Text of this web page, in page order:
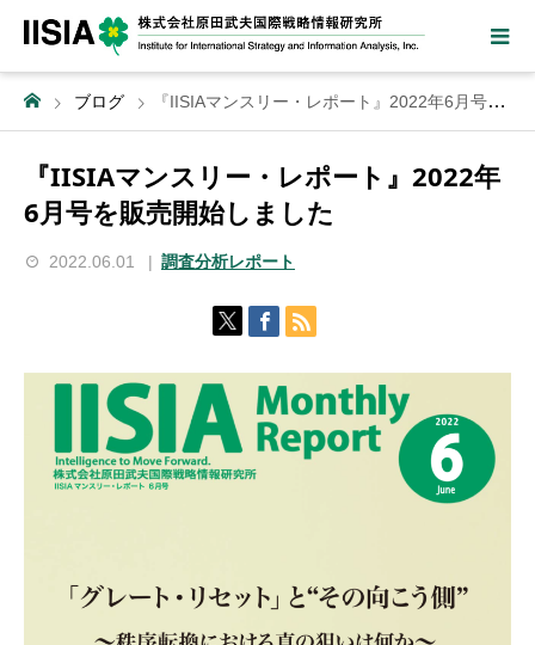
ブログ 『IISIAマンスリー・レポート』2022年6月号を販売開始しました
『IISIAマンスリー・レポート』2022年
6月号を販売開始しました
2022.06.01 調査分析レポート